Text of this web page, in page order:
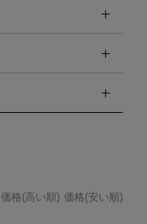
価格(高い順) 価格(安い順)